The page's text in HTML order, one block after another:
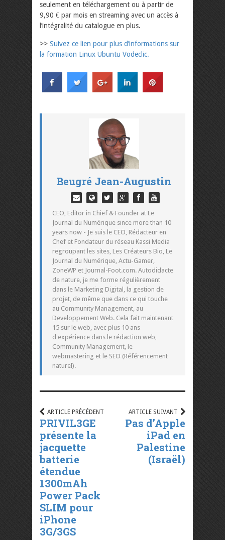
seulement en téléchargement ou à partir de
9,90 € par mois en streaming avec un accès à
l’intégralité du catalogue en plus.
>> Suivez ce lien pour plus d’informations sur
la formation Linux Ubuntu Vodeclic.
Beugré Jean-Augustin
CEO, Editor in Chief & Founder at Le
Journal du Numérique since more than 10
years now - Je suis le CEO, Rédacteur en
Chef et Fondateur du réseau Kassi Media
regroupant les sites, Les Créateurs Bio, Le
Journal du Numérique, Actu-Gamer,
ZoneWP et Journal-Foot.com. Autodidacte
de nature, je me forme régulièrement
dans le Marketing Digital, la gestion de
projet, de même que dans ce qui touche
au Community Management, au
Developpement Web. Cela fait maintenant
15 sur le web, avec plus 10 ans
d'expérience dans le rédaction web,
Community Management, le
webmastering et le SEO (Référencement
naturel).
ARTICLE PRÉCÉDENT
PRIVIL3GE
présente la
jacquette
batterie
étendue
1300mAh
Power Pack
SLIM pour
iPhone
3G/3GS
ARTICLE SUIVANT
Pas d’Apple
iPad en
Palestine
(Israël)